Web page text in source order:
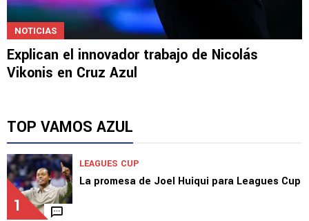
NOTICIAS
Explican el innovador trabajo de Nicolás
Vikonis en Cruz Azul
TOP VAMOS AZUL
1
LEAGUES CUP
La promesa de Joel Huiqui para Leagues Cup